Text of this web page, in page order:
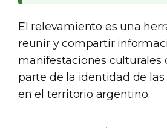
El relevamiento es una
reunir y compartir
manifestaciones culturales
parte de la identidad de
en el territorio argentino.